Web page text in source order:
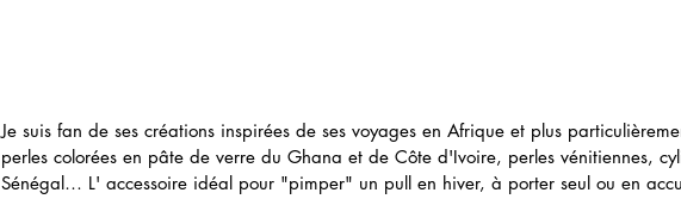
Je suis fan de ses créations inspirées de ses voyages en Afrique et plus
perles colorées en pâte de verre du Ghana et de Côte d'Ivoire, perles vénitiennes,
Sénégal… L' accessoire idéal pour "pimper" un pull en hiver, à porter seul ou en